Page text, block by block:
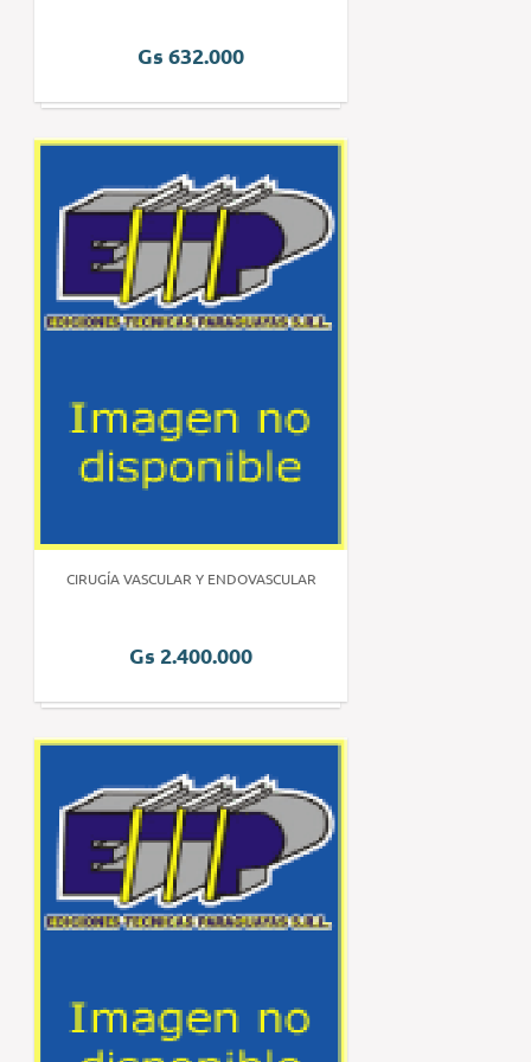
Gs 632.000
CIRUGÍA VASCULAR Y ENDOVASCULAR
Gs 2.400.000